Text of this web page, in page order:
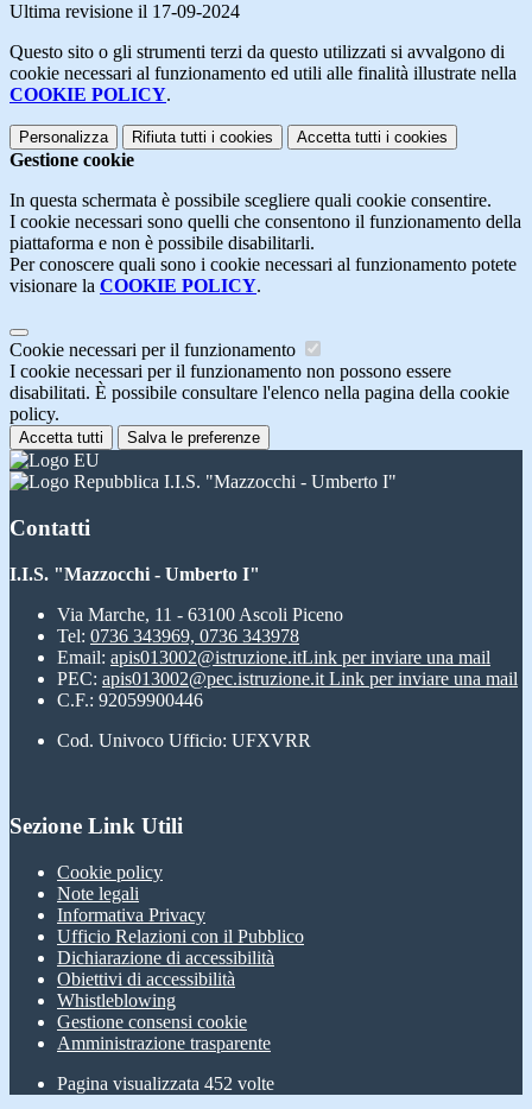
Ultima revisione il 17-09-2024
Questo sito o gli strumenti terzi da questo utilizzati si avvalgono di
cookie necessari al funzionamento ed utili alle finalità illustrate nella
COOKIE POLICY.
Personalizza Rifiuta tutti i cookies Accetta tutti i cookies
Gestione cookie
In questa schermata è possibile scegliere quali cookie consentire.
I cookie necessari sono quelli che consentono il funzionamento della
piattaforma e non è possibile disabilitarli.
Per conoscere quali sono i cookie necessari al funzionamento potete
visionare la COOKIE POLICY.
Cookie necessari per il funzionamento
I cookie necessari per il funzionamento non possono essere
disabilitati. È possibile consultare l'elenco nella pagina della cookie
policy.
Accetta tutti Salva le preferenze
I.I.S. "Mazzocchi - Umberto I"
Contatti
I.I.S. "Mazzocchi - Umberto I"
Via Marche, 11 - 63100 Ascoli Piceno
Tel: 0736 343969, 0736 343978
Email: apis013002@istruzione.itLink per inviare una mail
PEC: apis013002@pec.istruzione.it Link per inviare una mail
C.F.: 92059900446
Cod. Univoco Ufficio: UFXVRR
Sezione Link Utili
Cookie policy
Note legali
Informativa Privacy
Ufficio Relazioni con il Pubblico
Dichiarazione di accessibilità
Obiettivi di accessibilità
Whistleblowing
Gestione consensi cookie
Amministrazione trasparente
Pagina visualizzata 452 volte